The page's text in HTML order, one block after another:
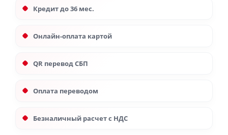
Кредит до 36 мес.
Онлайн-оплата картой
QR перевод СБП
Оплата переводом
Безналичный расчет с НДС